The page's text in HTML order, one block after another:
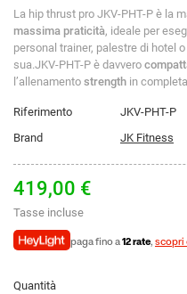
La hip thrust pro JKV-PHT-P è la
massima praticità, ideale per
personal trainer, palestre di hotel
sua.JKV-PHT-P è davvero
l’allenamento strength in completa
Riferimento
JKV-PHT-P
Brand
JK Fitness
419,00 €
Tasse incluse
paga fino a12 rate, scopri
Quantità